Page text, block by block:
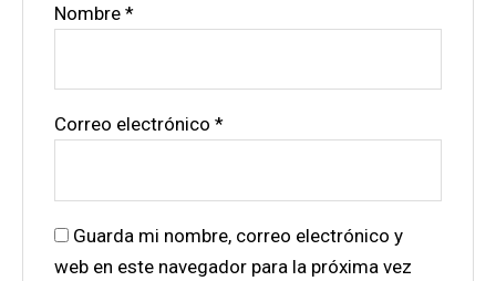
Nombre*
Correo electrónico*
Guarda mi nombre, correo electrónico y
web en este navegador para la próxima vez